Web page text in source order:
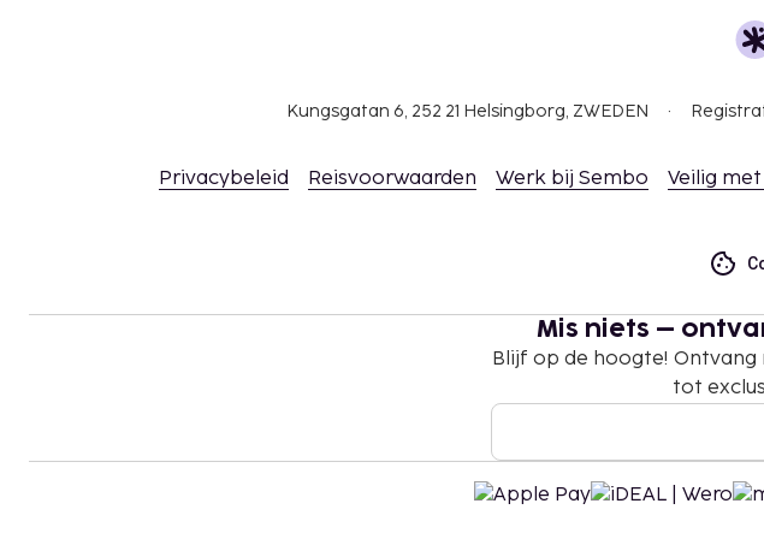
Toeslag voor het uitgebreid ontbijt: ca. USD 30 voor volwassenen en
Toeslag voor onoverdekt parkeren: USD 38 per nacht (onbeperkt in-
Laat uitchecken is tegen een toeslag mogelijk (onder voorbehoud van
beschikbaarheid)
Je dient vooraf te reserveren voor massagebehandelingen en
spabehandelingen. Reserveringen kun je voor je aankomt maken als
contact opneemt met dit hotel via de gegevens in de
Kungsgatan 6, 252 21 Helsingborg, ZWEDEN
Privacybeleid Reisvoorwaarden Werk bij Sembo Veilig
Mis niets –
Blijf op de hoogte!
tot